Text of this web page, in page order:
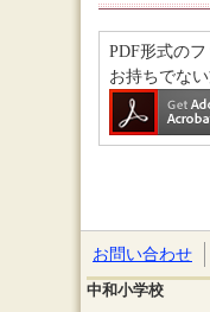
PDF形式のフ
お持ちでな
お問い合わせ
中和小学校